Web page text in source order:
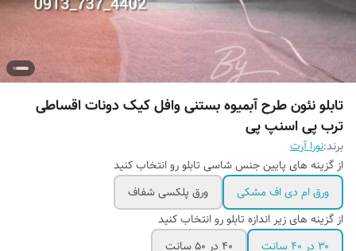
تابلو نئون طرح آبمیوه بستنی وافل کیک دونات اقساطی
ترب پی اسنپ پی
برند:نورا آرت
از گزینه های پایین جنس شاسی تابلو رو انتخاب کنید
ورق ام دی اف مشکی
ورق پلکسی شفاف
از گزینه های زیر اندازه تابلو رو انتخاب کنید
۳۰ در ۴۰ سانت
۴۰ در ۵۰ سانت